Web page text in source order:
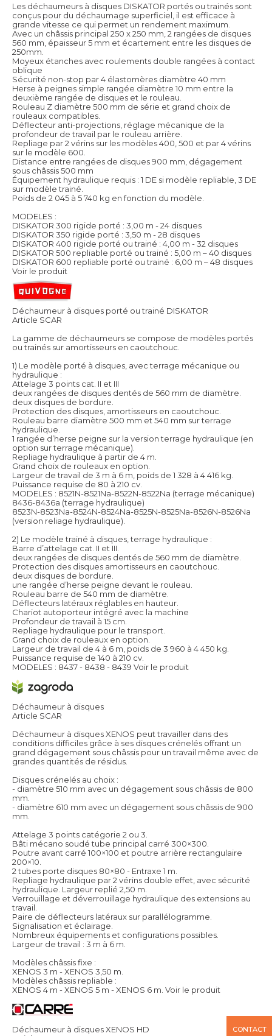
Les déchaumeurs à disques DISKATOR portés ou trainés sont
conçus pour du déchaumage superficiel, il est efficace à
grande vitesse ce qui permet un rendement maximum.
Avec un châssis principal 250 x 250 mm, 2 rangées de disques
560 mm, épaisseur 5 mm et écartement entre les disques de
250mm.
Moyeux étanches avec roulements double rangées à contact
oblique
Sécurité non-stop par 4 élastomères diamètre 40 mm
Herse à peignes simple rangée diamètre 10 mm entre la
deuxième rangée de disques et le rouleau.
Rouleau Z diamètre 500 mm de série et grand choix de
rouleaux compatibles.
Déflecteur anti-projections, réglage mécanique de la
profondeur de travail par le rouleau arrière.
Repliage par 2 vérins sur les modèles 400, 500 et par 4 vérins
sur le modèle 600.
Distance entre rangées de disques 900 mm, dégagement
sous châssis 500 mm
Équipement hydraulique requis : 1 DE si modèle repliable, 3 DE
sur modèle trainé.
Poids de 2 045 à 5 740 kg en fonction du modèle.
MODELES :
DISKATOR 300 rigide porté : 3,00 m - 24 disques
DISKATOR 350 rigide porté : 3,50 m - 28 disques
DISKATOR 400 rigide porté ou trainé : 4,00 m - 32 disques
DISKATOR 500 repliable porté ou trainé : 5,00 m – 40 disques
DISKATOR 600 repliable porté ou trainé : 6,00 m – 48 disques
Voir le produit
Déchaumeur à disques porté ou trainé DISKATOR
Article SCAR
La gamme de déchaumeurs se compose de modèles portés
ou trainés sur amortisseurs en caoutchouc.
1) Le modèle porté à disques, avec terrage mécanique ou
hydraulique :
Attelage 3 points cat. II et III
deux rangées de disques dentés de 560 mm de diamètre.
deux disques de bordure.
Protection des disques, amortisseurs en caoutchouc.
Rouleau barre diamètre 500 mm et 540 mm sur terrage
hydraulique.
1 rangée d’herse peigne sur la version terrage hydraulique (en
option sur terrage mécanique).
Repliage hydraulique à partir de 4 m.
Grand choix de rouleaux en option.
Largeur de travail de 3 m à 6 m, poids de 1 328 à 4 416 kg.
Puissance requise de 80 à 210 cv.
MODELES : 8521N-8521Na-8522N-8522Na (terrage mécanique)
8436-8436a (terrage hydraulique)
8523N-8523Na-8524N-8524Na-8525N-8525Na-8526N-8526Na
(version reliage hydraulique).
2) Le modèle trainé à disques, terrage hydraulique :
Barre d’attelage cat. II et III.
deux rangées de disques dentés de 560 mm de diamètre.
Protection des disques amortisseurs en caoutchouc.
deux disques de bordure.
une rangée d’herse peigne devant le rouleau.
Rouleau barre de 540 mm de diamètre.
Déflecteurs latéraux réglables en hauteur.
Chariot autoporteur intégré avec la machine
Profondeur de travail à 15 cm.
Repliage hydraulique pour le transport.
Grand choix de rouleaux en option.
Largeur de travail de 4 à 6 m, poids de 3 960 à 4 450 kg.
Puissance requise de 140 à 210 cv.
MODELES : 8437 - 8438 - 8439 Voir le produit
Déchaumeur à disques
Article SCAR
Déchaumeur à disques XENOS peut travailler dans des
conditions difficiles grâce à ses disques crénelés offrant un
grand dégagement sous châssis pour un travail même avec de
grandes quantités de résidus.
Disques crénelés au choix :
- diamètre 510 mm avec un dégagement sous châssis de 800
mm.
- diamètre 610 mm avec un dégagement sous châssis de 900
mm.
Attelage 3 points catégorie 2 ou 3.
Bâti mécano soudé tube principal carré 300×300.
Poutre avant carré 100×100 et poutre arrière rectangulaire
200×10.
2 tubes porte disques 80×80 - Entraxe 1 m.
Repliage hydraulique par 2 vérins double effet, avec sécurité
hydraulique. Largeur replié 2,50 m.
Verrouillage et déverrouillage hydraulique des extensions au
travail.
Paire de déflecteurs latéraux sur parallélogramme.
Signalisation et éclairage.
Nombreux équipements et configurations possibles.
Largeur de travail : 3 m à 6 m.
Modèles châssis fixe :
XENOS 3 m - XENOS 3,50 m.
Modèles châssis repliable :
XENOS 4 m - XENOS 5 m - XENOS 6 m. Voir le produit
Déchaumeur à disques XENOS HD
CONTACT